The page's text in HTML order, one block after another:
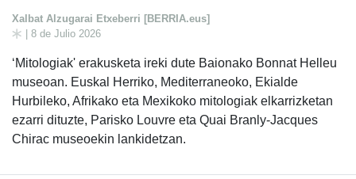
Xalbat Alzugarai Etxeberri [BERRIA.eus]
| 8 de Julio 2026
‘Mitologiak' erakusketa ireki dute Baionako Bonnat Helleu
museoan. Euskal Herriko, Mediterraneoko, Ekialde
Hurbileko, Afrikako eta Mexikoko mitologiak elkarrizketan
ezarri dituzte, Parisko Louvre eta Quai Branly-Jacques
Chirac museoekin lankidetzan.